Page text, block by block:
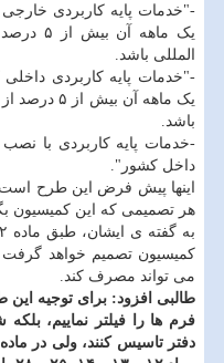
-"خدمات پایه کاربردی
یک
المللی باشد.
-"خدمات پایه کاربردی
یک ماهه آن
باشد.
-خدمات پایه کاربردی با
داخل کشور".
اینها پیش فرض این طرح
هر تصمیمی که این کمیسیون
کمیسیون تصمیم خواهد گرفت
می تواند مصرف کند.
طالبی افزود: برای توجیه
فرم ها را فیلتر نماییم،